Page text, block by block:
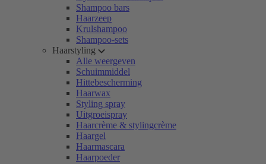
Shampoo bars
Haarzeep
Krulshampoo
Shampoo-sets
Haarstyling
Alle weergeven
Schuimmiddel
Hittebescherming
Haarwax
Styling spray
Uitgroeispray
Haarcrème & stylingcrème
Haargel
Haarmascara
Haarpoeder